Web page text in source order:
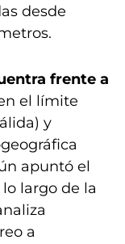
desde
frente a
el límite
y
apuntó el
largo de la
a